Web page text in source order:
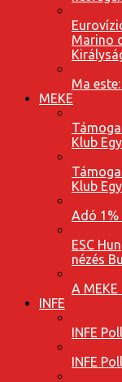
Marino
Ma
MEKE
Klub
Klub
Adó 1%
ESC
nézés
A
INFE
INFE
INFE